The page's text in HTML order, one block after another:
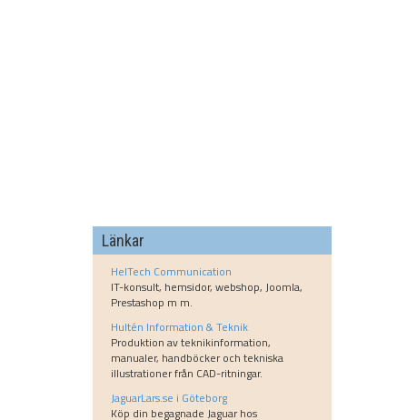
Länkar
HelTech Communication
IT-konsult, hemsidor, webshop, Joomla,
Prestashop m m.
Hultén Information & Teknik
Produktion av teknikinformation,
manualer, handböcker och tekniska
illustrationer från CAD-ritningar.
JaguarLars.se i Göteborg
Köp din begagnade Jaguar hos